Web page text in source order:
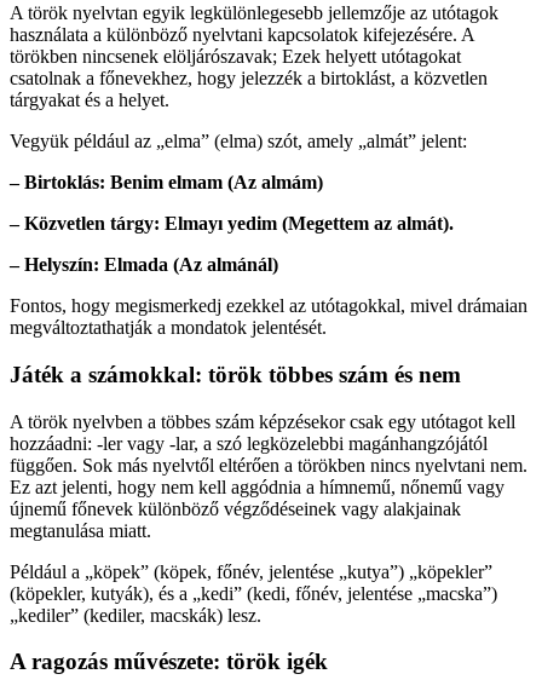
A török nyelvtan egyik legkülönlegesebb jellemzője az utótagok
használata a különböző nyelvtani kapcsolatok kifejezésére. A
törökben nincsenek elöljárószavak; Ezek helyett utótagokat
csatolnak a főnevekhez, hogy jelezzék a birtoklást, a közvetlen
tárgyakat és a helyet.
Vegyük például az „elma” (elma) szót, amely „almát” jelent:
– Birtoklás: Benim elmam (Az almám)
– Közvetlen tárgy: Elmayı yedim (Megettem az almát).
– Helyszín: Elmada (Az almánál)
Fontos, hogy megismerkedj ezekkel az utótagokkal, mivel drámaian
megváltoztathatják a mondatok jelentését.
Játék a számokkal: török többes szám és nem
A török nyelvben a többes szám képzésekor csak egy utótagot kell
hozzáadni: -ler vagy -lar, a szó legközelebbi magánhangzójától
függően. Sok más nyelvtől eltérően a törökben nincs nyelvtani nem.
Ez azt jelenti, hogy nem kell aggódnia a hímnemű, nőnemű vagy
újnemű főnevek különböző végződéseinek vagy alakjainak
megtanulása miatt.
Például a „köpek” (köpek, főnév, jelentése „kutya”) „köpekler”
(köpekler, kutyák), és a „kedi” (kedi, főnév, jelentése „macska”)
„kediler” (kediler, macskák) lesz.
A ragozás művészete: török igék